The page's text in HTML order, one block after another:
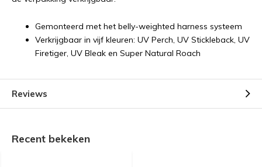
Gemonteerd met het belly-weighted harness systeem
Verkrijgbaar in vijf kleuren: UV Perch, UV Stickleback, UV
Firetiger, UV Bleak en Super Natural Roach
Reviews
Recent bekeken